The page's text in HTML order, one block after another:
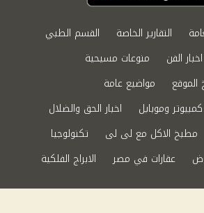
التقارير الخاصة
القسم الطبي
اخبار الفن
منوعات مسيحية
مواضيع عامة
كمبيوتر وموبايل
اخبار الحق والضلال
مطبخ الاكل مع لى لى
تكنولوجيا
عقارات في مصر
الابراج الفلكية